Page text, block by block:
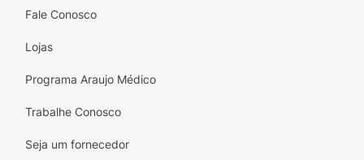
Fale Conosco
Lojas
Programa Araujo Médico
Trabalhe Conosco
Seja um fornecedor